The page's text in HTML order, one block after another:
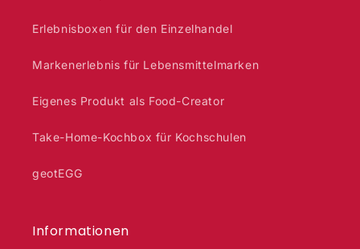
Erlebnisboxen für den Einzelhandel
Markenerlebnis für Lebensmittelmarken
Eigenes Produkt als Food-Creator
Take-Home-Kochbox für Kochschulen
geotEGG
Informationen